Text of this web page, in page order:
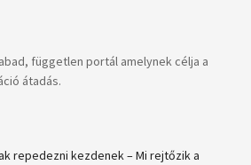
független portál amelynek célja a
átadás.
repedezni kezdenek – Mi rejtőzik a